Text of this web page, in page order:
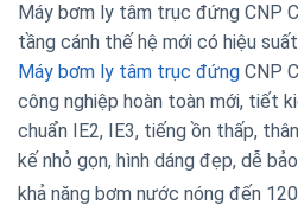
Máy bơm ly tâm trục đứng CNP
tầng cánh thế hệ mới có hiệu
Máy bơm ly tâm trục đứng CNP
công nghiệp hoàn toàn mới, tiết
chuẩn IE2, IE3, tiếng ồn thấp,
kế nhỏ gọn, hình dáng đẹp, dễ
khả năng bơm nước nóng đến 120